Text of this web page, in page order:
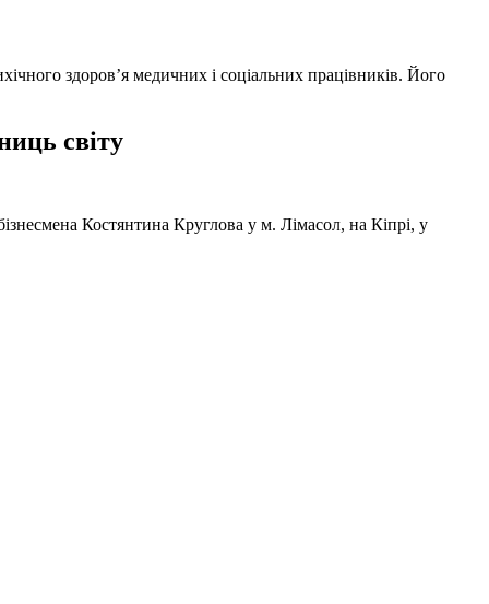
здоров’я медичних і соціальних працівників. Його
світу
Костянтина Круглова у м. Лімасол, на Кіпрі, у